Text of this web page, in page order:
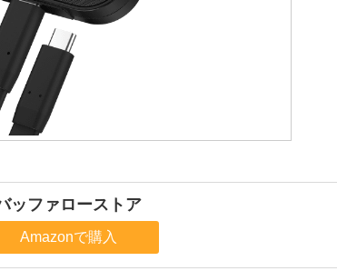
ッファローストア
Amazonで購入